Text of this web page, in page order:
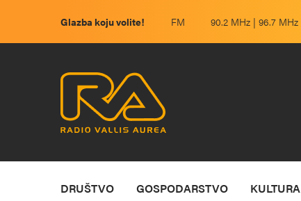
Glazba koju volite! FM 90.2 MHz | 96.7 MHz
DRUŠTVO GOSPODARSTVO KULTURA